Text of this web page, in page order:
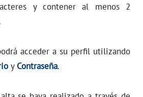
y contener al menos 2
acceder a su perfil utilizando
y Contraseña.